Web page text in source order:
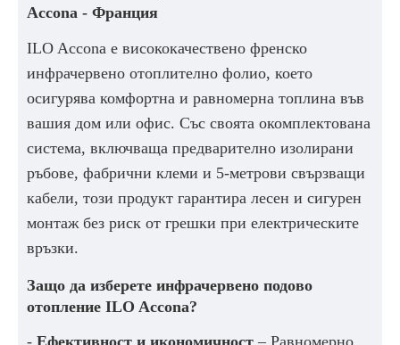
Accona - Франция
ILO Accona е висококачествено френско
инфрачервено отоплително фолио, което
осигурява комфортна и равномерна топлина във
вашия дом или офис. Със своята окомплектована
система, включваща предварително изолирани
ръбове, фабрични клеми и 5-метрови свързващи
кабели, този продукт гарантира лесен и сигурен
монтаж без риск от грешки при електрическите
връзки.
Защо да изберете инфрачервено подово
отопление ILO Accona?
- Ефективност и икономичност – Равномерно